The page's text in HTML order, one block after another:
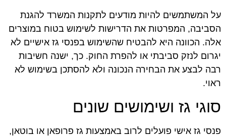
על המשתמשים להיות מודעים לתקנות המשרד להגנת
הסביבה, המפרטות את הדרישות לשימוש בטוח במוצרים
אלה. הכוונה היא להבטיח שהשימוש בפנסי גז אישיים לא
יגרום לנזק סביבתי או להפרת החוק. כך, ישנה חשיבות
רבה לבצע את הבחירה הנכונה ולא להסתכן בשימוש לא
ראוי.
סוגי גז ושימושים שונים
פנסי גז אישי פועלים לרוב באמצעות גז פרופאן או בוטאן,